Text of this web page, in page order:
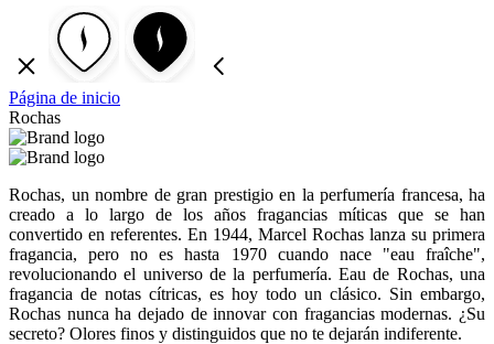
Página de inicio
Rochas
Rochas, un nombre de gran prestigio en la perfumería francesa, ha
creado a lo largo de los años fragancias míticas que se han
convertido en referentes. En 1944, Marcel Rochas lanza su primera
fragancia, pero no es hasta 1970 cuando nace "eau fraîche",
revolucionando el universo de la perfumería. Eau de Rochas, una
fragancia de notas cítricas, es hoy todo un clásico. Sin embargo,
Rochas nunca ha dejado de innovar con fragancias modernas. ¿Su
secreto? Olores finos y distinguidos que no te dejarán indiferente.